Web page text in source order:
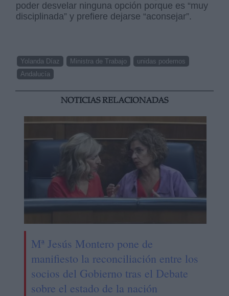
poder desvelar ninguna opción porque es “muy
disciplinada” y prefiere dejarse “aconsejar”.
Yolanda Díaz Ministra de Trabajo
unidas podemos
Andalucía
NOTICIAS RELACIONADAS
Mª Jesús Montero pone de
manifiesto la reconciliación entre los
socios del Gobierno tras el Debate
sobre el estado de la nación